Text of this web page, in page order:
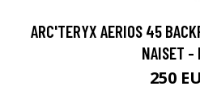
ARC'TERYX AERIOS 45
NAISET -
250